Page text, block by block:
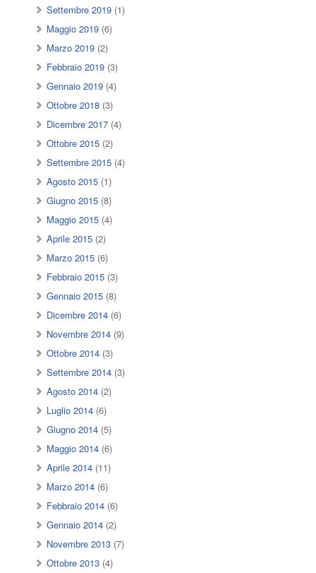
Settembre 2019 (1)
Maggio 2019 (6)
Marzo 2019 (2)
Febbraio 2019 (3)
Gennaio 2019 (4)
Ottobre 2018 (3)
Dicembre 2017 (4)
Ottobre 2015 (2)
Settembre 2015 (4)
Agosto 2015 (1)
Giugno 2015 (8)
Maggio 2015 (4)
Aprile 2015 (2)
Marzo 2015 (6)
Febbraio 2015 (3)
Gennaio 2015 (8)
Dicembre 2014 (6)
Novembre 2014 (9)
Ottobre 2014 (3)
Settembre 2014 (3)
Agosto 2014 (2)
Luglio 2014 (6)
Giugno 2014 (5)
Maggio 2014 (6)
Aprile 2014 (11)
Marzo 2014 (6)
Febbraio 2014 (6)
Gennaio 2014 (2)
Novembre 2013 (7)
Ottobre 2013 (4)